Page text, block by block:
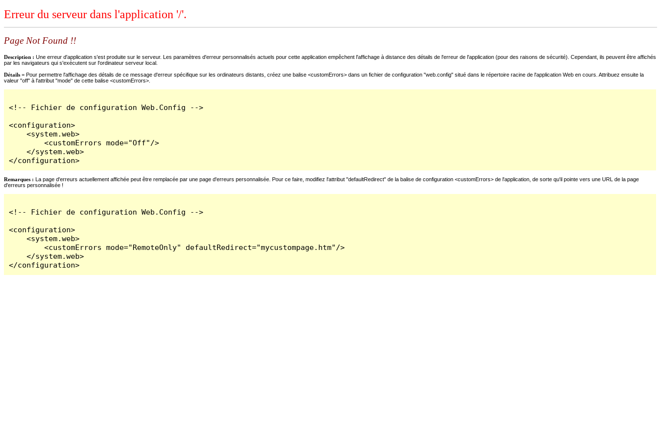
Erreur du serveur dans l'application '/'.
Page Not Found !!
Description : Une erreur d'application s'est produite sur le serveur. Les paramètres d'erreur personnalisés actuels pour cette application empêchent l'affichage à distance des détails de l'erreur de l'application (pour des raisons de sécurité). Cependant, ils peuvent être affichés
par les navigateurs qui s'exécutent sur l'ordinateur serveur local.
Détails = Pour permettre l'affichage des détails de ce message d'erreur spécifique sur les ordinateurs distants, créez une balise <customErrors> dans un fichier de configuration "web.config" situé dans le répertoire racine de l'application Web en cours. Attribuez ensuite la
valeur "off" à l'attribut "mode" de cette balise <customErrors>.
<!-- Fichier de configuration Web.Config -->
<configuration>
    <system.web>
        <customErrors mode="Off"/>
    </system.web>
</configuration>
Remarques : La page d'erreurs actuellement affichée peut être remplacée par une page d'erreurs personnalisée. Pour ce faire, modifiez l'attribut "defaultRedirect" de la balise de configuration <customErrors> de l'application, de sorte qu'il pointe vers une URL de la page
d'erreurs personnalisée !
<!-- Fichier de configuration Web.Config -->
<configuration>
    <system.web>
        <customErrors mode="RemoteOnly" defaultRedirect="mycustompage.htm"/>
    </system.web>
</configuration>